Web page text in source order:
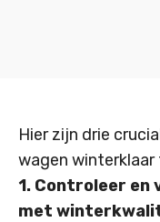
Hier zijn drie
wagen winterklaar
1. Controleer
met